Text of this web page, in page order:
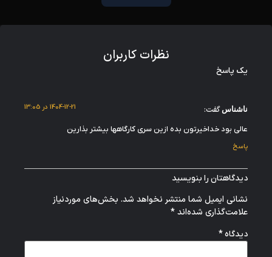
برگزیدگان خداوند، علاوه بر این که راهنمای ما هستند، از نظر
خلقت و برای رسیدنِ ما به مقام خلیفه‌اللهی، با ما رابطه‌ای
در کارگاهِ «پیوند با امام زمان علیه‌السلام» با رابطه‌ای که بین ما و
امام وجود دارد آشنا می‌شویم، تا درک چگونگی رسیدن به مقام
نظرات کاربران
یک پاسخ
ناشناس گفت: 1404-12-21 در 13:05
عالی بود خداخیرتون بده ازین سری کارگاهها بیشتر بذارین
پاسخ
دیدگاهتان را بنویسید
نشانی ایمیل شما منتشر نخواهد شد. بخش‌های موردنیاز
علامت‌گذاری شده‌اند*
دیدگاه*